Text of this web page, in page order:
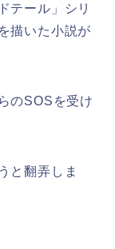
テール」シリ
描いた小説が
のSOSを受け
と翻弄しま